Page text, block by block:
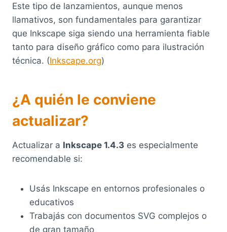
Este tipo de lanzamientos, aunque menos
llamativos, son fundamentales para garantizar
que Inkscape siga siendo una herramienta fiable
tanto para diseño gráfico como para ilustración
técnica. (Inkscape.org)
¿A quién le conviene
actualizar?
Actualizar a Inkscape 1.4.3 es especialmente
recomendable si:
Usás Inkscape en entornos profesionales o
educativos
Trabajás con documentos SVG complejos o
de gran tamaño